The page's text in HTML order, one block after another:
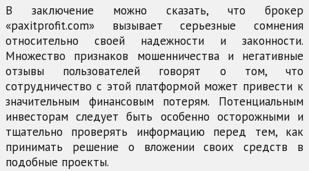
В заключение можно сказать, что брокер
«paxitprofit.com» вызывает серьезные сомнения
относительно своей надежности и законности.
Множество признаков мошенничества и негативные
отзывы пользователей говорят о том, что
сотрудничество с этой платформой может привести к
значительным финансовым потерям. Потенциальным
инвесторам следует быть особенно осторожными и
тщательно проверять информацию перед тем, как
принимать решение о вложении своих средств в
подобные проекты.